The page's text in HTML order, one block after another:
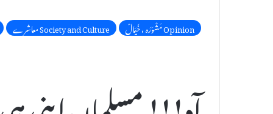
Opinion مَشْوَرَہ ، خَیَالْ Society and Culture معاشرے